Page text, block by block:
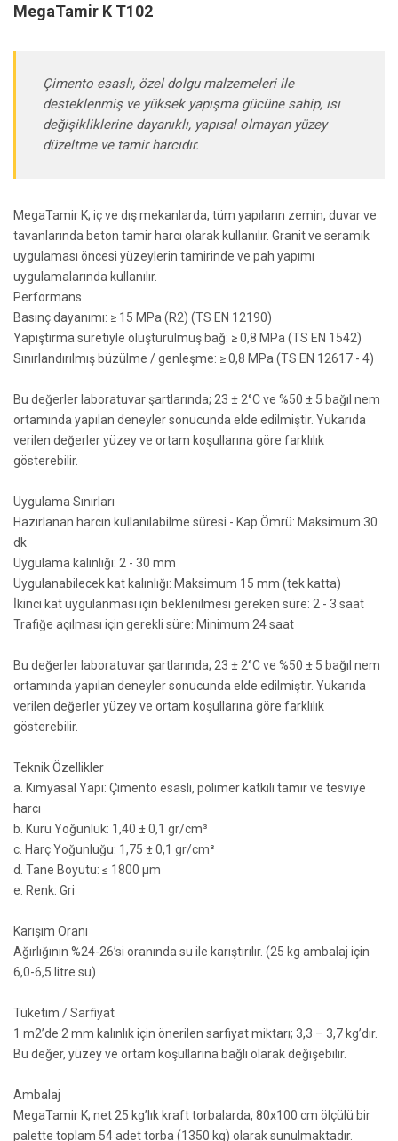
MegaTamir K T102
Çimento esaslı, özel dolgu malzemeleri ile
desteklenmiş ve yüksek yapışma gücüne sahip, ısı
değişikliklerine dayanıklı, yapısal olmayan yüzey
düzeltme ve tamir harcıdır.
MegaTamir K; iç ve dış mekanlarda, tüm yapıların zemin, duvar ve
tavanlarında beton tamir harcı olarak kullanılır. Granit ve seramik
uygulaması öncesi yüzeylerin tamirinde ve pah yapımı
uygulamalarında kullanılır.
Performans
Basınç dayanımı: ≥ 15 MPa (R2) (TS EN 12190)
Yapıştırma suretiyle oluşturulmuş bağ: ≥ 0,8 MPa (TS EN 1542)
Sınırlandırılmış büzülme / genleşme: ≥ 0,8 MPa (TS EN 12617 - 4)
Bu değerler laboratuvar şartlarında; 23 ± 2°C ve %50 ± 5 bağıl nem
ortamında yapılan deneyler sonucunda elde edilmiştir. Yukarıda
verilen değerler yüzey ve ortam koşullarına göre farklılık
gösterebilir.
Uygulama Sınırları
Hazırlanan harcın kullanılabilme süresi - Kap Ömrü: Maksimum 30
dk
Uygulama kalınlığı: 2 - 30 mm
Uygulanabilecek kat kalınlığı: Maksimum 15 mm (tek katta)
İkinci kat uygulanması için beklenilmesi gereken süre: 2 - 3 saat
Trafiğe açılması için gerekli süre: Minimum 24 saat
Bu değerler laboratuvar şartlarında; 23 ± 2°C ve %50 ± 5 bağıl nem
ortamında yapılan deneyler sonucunda elde edilmiştir. Yukarıda
verilen değerler yüzey ve ortam koşullarına göre farklılık
gösterebilir.
Teknik Özellikler
a. Kimyasal Yapı: Çimento esaslı, polimer katkılı tamir ve tesviye
harcı
b. Kuru Yoğunluk: 1,40 ± 0,1 gr/cm³
c. Harç Yoğunluğu: 1,75 ± 0,1 gr/cm³
d. Tane Boyutu: ≤ 1800 µm
e. Renk: Gri
Karışım Oranı
Ağırlığının %24-26’si oranında su ile karıştırılır. (25 kg ambalaj için
6,0-6,5 litre su)
Tüketim / Sarfiyat
1 m2’de 2 mm kalınlık için önerilen sarfiyat miktarı; 3,3 – 3,7 kg’dır.
Bu değer, yüzey ve ortam koşullarına bağlı olarak değişebilir.
Ambalaj
MegaTamir K; net 25 kg’lık kraft torbalarda, 80x100 cm ölçülü bir
palette toplam 54 adet torba (1350 kg) olarak sunulmaktadır.